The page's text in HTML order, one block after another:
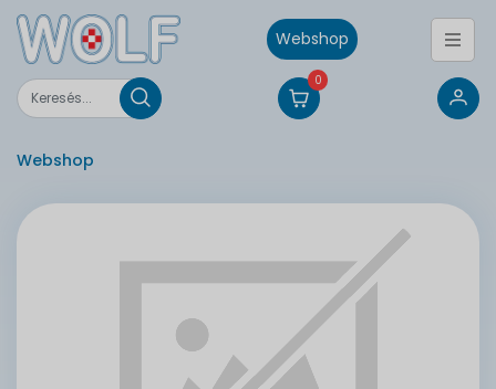
Webshop
0
Webshop